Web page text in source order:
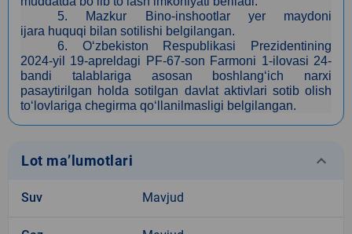
5. Mazkur Bino-inshootlar yer maydoni
ijara huquqi bilan sotilishi belgilangan.
6. O‘zbekiston Respublikasi Prezidentining
2024-yil 19-apreldagi PF-67-son Farmoni 1-ilovasi 24-
bandi talablariga asosan boshlang‘ich narxi
pasaytirilgan holda sotilgan davlat aktivlari sotib olish
to‘lovlariga chegirma qo‘llanilmasligi belgilangan.
Lot ma’lumotlari keyboard_arrow_down
Suv Mavjud